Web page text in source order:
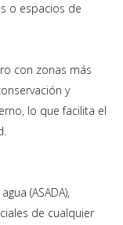
o espacios de
con zonas más
y
lo que facilita el
(ASADA),
de cualquier